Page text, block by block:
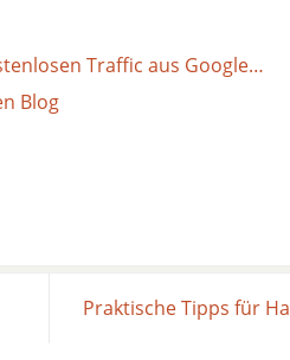
Traffic aus Google…
Blog
Praktische Tipps für